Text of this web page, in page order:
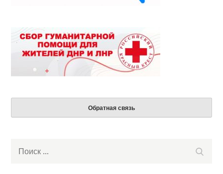
Обратная связь
Search